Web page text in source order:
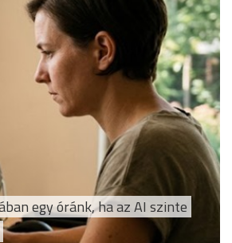
egy óránk, ha az AI szinte